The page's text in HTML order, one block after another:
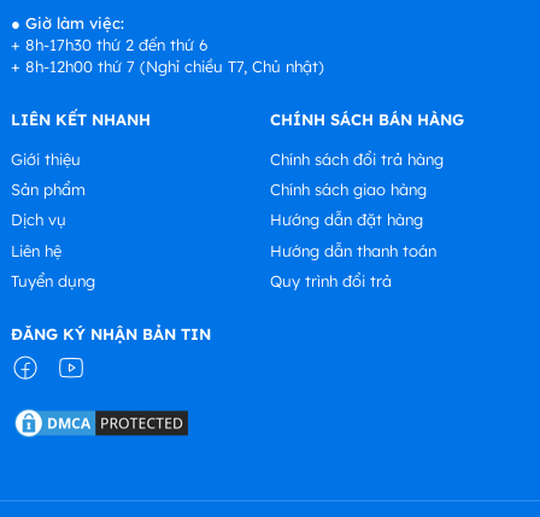
● Giờ làm việc:
+ 8h-17h30 thứ 2 đến thứ 6
+ 8h-12h00 thứ 7 (Nghỉ chiều T7, Chủ nhật)
LIÊN KẾT NHANH
Giới thiệu
Sản phẩm
Dịch vụ
Liên hệ
Tuyển dụng
CHÍNH SÁCH BÁN HÀNG
Chính sách đổi trả hàng
Chính sách giao hàng
Hướng dẫn đặt hàng
Hướng dẫn thanh toán
Quy trình đổi trả
ĐĂNG KÝ NHẬN BẢN TIN